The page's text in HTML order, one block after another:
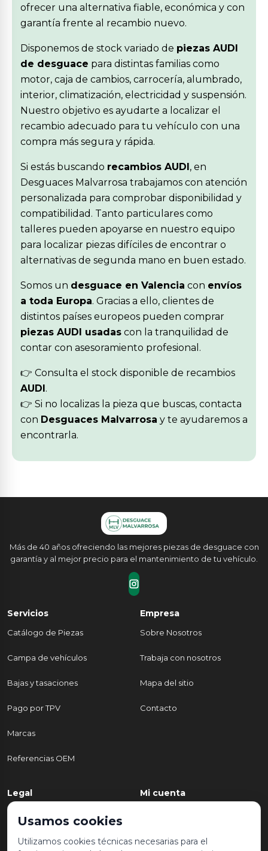
ofrecer una alternativa fiable, económica y con
garantía frente al recambio nuevo.
Disponemos de stock variado de piezas AUDI
de desguace para distintas familias como
motor, caja de cambios, carrocería, alumbrado,
interior, climatización, electricidad y suspensión.
Nuestro objetivo es ayudarte a localizar el
recambio adecuado para tu vehículo con una
compra más segura y rápida.
Si estás buscando recambios AUDI, en
Desguaces Malvarrosa trabajamos con atención
personalizada para comprobar disponibilidad y
compatibilidad. Tanto particulares como
talleres pueden apoyarse en nuestro equipo
para localizar piezas difíciles de encontrar o
alternativas de segunda mano en buen estado.
Somos un desguace en Valencia con envíos
a toda Europa. Gracias a ello, clientes de
distintos países europeos pueden comprar
piezas AUDI usadas con la tranquilidad de
contar con asesoramiento profesional.
👉 Consulta el stock disponible de recambios
AUDI.
👉 Si no localizas la pieza que buscas, contacta
con Desguaces Malvarrosa y te ayudaremos a
encontrarla.
Más de 40 años ofreciendo las mejores piezas de desguace con
garantía y al mejor precio para el mantenimiento de tu vehículo.
Servicios
Catálogo de Piezas
Campa de vehículos
Bajas y tasaciones
Pago por TPV
Marcas
Referencias OEM
Empresa
Sobre Nosotros
Trabaja con nosotros
Mapa del sitio
Contacto
Legal
Política de Privacidad
Aviso legal y condiciones de
Mi cuenta
Mis pedidos
Usamos cookies
Utilizamos cookies técnicas necesarias para el